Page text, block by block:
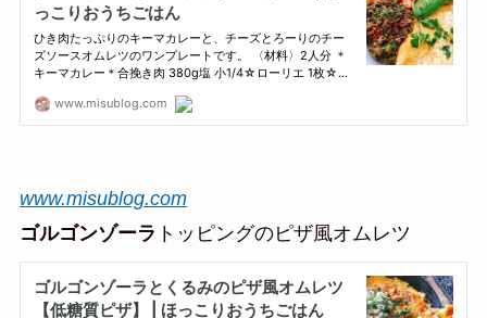
www.misublog.com
ゴルゴンゾーラ トッピングのピザ風オムレツ